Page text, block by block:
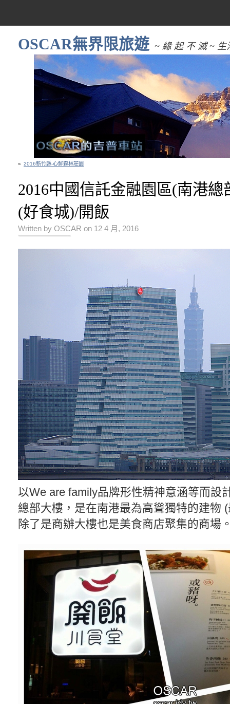
OSCAR無界限旅遊 ~ 緣 起 不 滅 ~ 生
« 2016新竹縣-心鮮森林莊園
2016中國信託金融園區(南港總
(好食城)/開飯
Written by OSCAR on 12 4 月, 2016
以We are family品牌形性精神意涵等而設
總部大樓，是在南港最為高聳獨特的建物
除了是商辦大樓也是美食商店聚集的商場